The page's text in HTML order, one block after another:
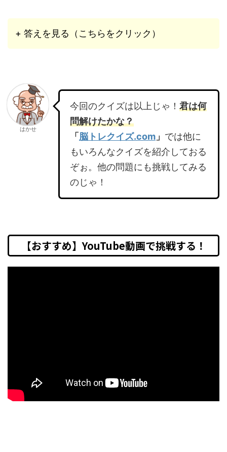
+ 答えを見る（こちらをクリック）
はかせ
今回のクイズは以上じゃ！ 君は何
問解けたかな？
「脳トレクイズ.com 」 では他に
もいろんなクイズを紹介しておる
ぞぉ。他の問題にも挑戦してみる
のじゃ！
【おすすめ】YouTube動画で挑戦する！